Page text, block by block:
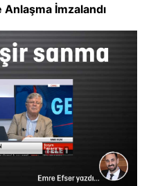
Anlaşma İmzalandı